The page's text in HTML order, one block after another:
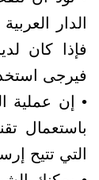
الدار
فإذا كان
فيرجى
التي تتيح